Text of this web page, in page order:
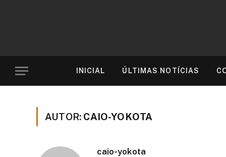
INICIAL ÚLTIMAS NOTÍCIAS
AUTOR: CAIO-YOKOTA
caio-yokota